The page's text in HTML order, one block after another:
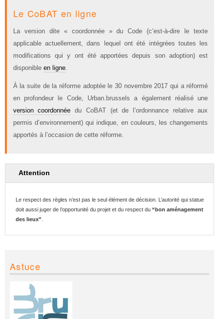
Le CoBAT en ligne
La version dite « coordonnée » du Code (c’est-à-dire le texte
applicable actuellement, dans lequel ont été intégrées toutes les
modifications qui y ont été apportées depuis son adoption) est
disponible en ligne.
À la suite de la réforme adoptée le 30 novembre 2017 qui a réformé
en profondeur le Code, Urban.brussels a également réalisé une
version coordonnée du CoBAT (et de l’ordonnance relative aux
permis d’environnement) qui indique, en couleurs, les changements
apportés à l’occasion de cette réforme.
Attention
Le respect des règles n’est pas le seul élément de décision. L’autorité qui statue
doit aussi juger de l’opportunité du projet et du respect du “bon aménagement
des lieux”
Astuce